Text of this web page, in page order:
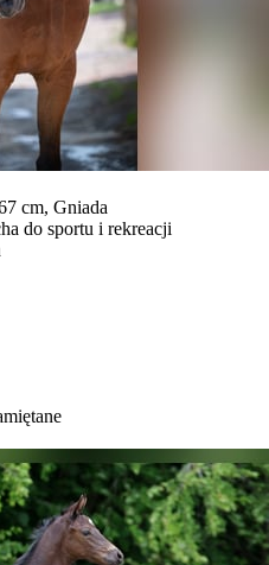
cm, Gniada
do sportu i rekreacji